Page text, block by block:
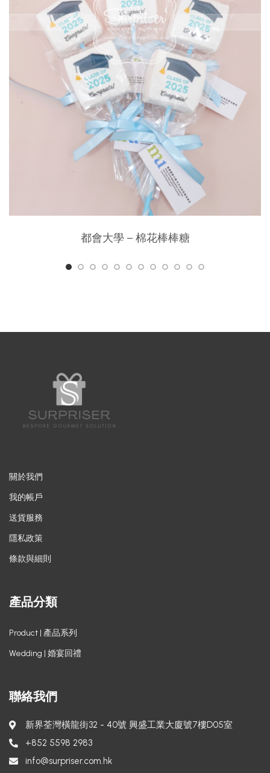
都會大學 – 棉花棒棒糖
關於我們
我的帳戶
送貨服務
隱私政策
條款與細則
產品分類
Product | 產品系列
Wedding | 婚宴回禮
聯絡我們
新界荃灣橫龍街32 - 40號 興盛工業大廈號7樓D05室
+852 5598 2983
info@surpriser.com.hk